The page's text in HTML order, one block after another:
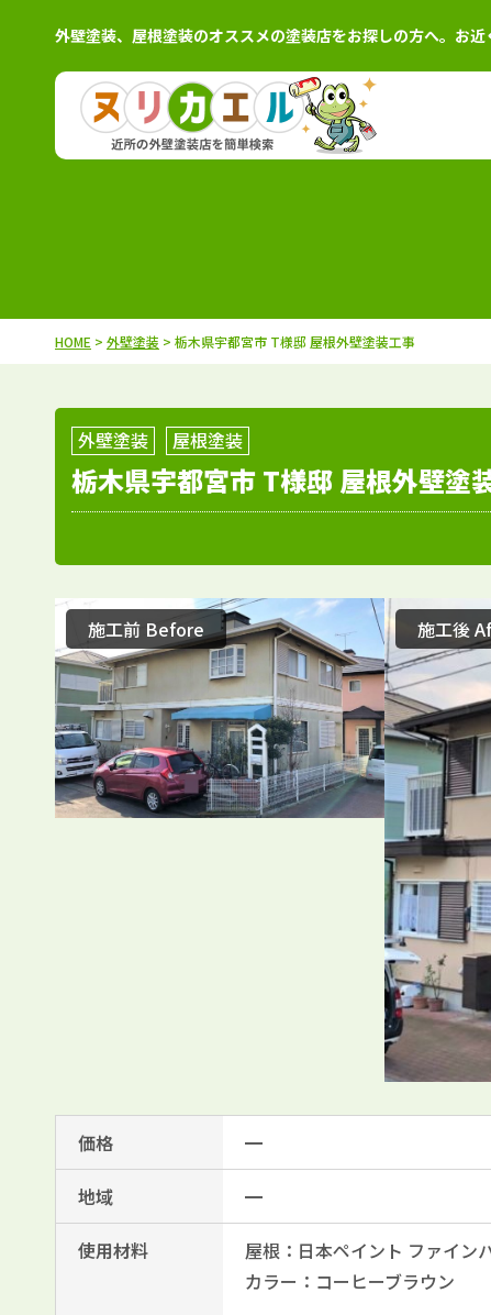
外壁塗装、屋根塗装のオススメの塗装店をお探しの方へ。お
秋田県
施工例
塗装店
宮城県
施工例
塗装店
福島県
施工例 塗装店
千葉県
施工例
塗装
埼玉県
施工例
塗装
HOME > 外壁塗装 > 栃木県宇都宮市 T様邸 屋根外壁塗装工事
外壁塗装 屋根塗装
栃木県宇都宮市 T様邸 屋根外壁塗
施工前 Before 施工後
価格 ━
地域 ━
使用材料
屋根：日本ペイント ファイン
カラー：コーヒーブラウン